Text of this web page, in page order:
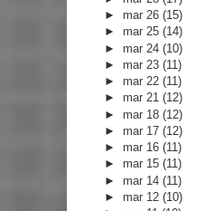
► mar 26(15)
► mar 25(14)
► mar 24(10)
► mar 23(11)
► mar 22(11)
► mar 21(12)
► mar 18(12)
► mar 17(12)
► mar 16(11)
► mar 15(11)
► mar 14(11)
► mar 12(10)